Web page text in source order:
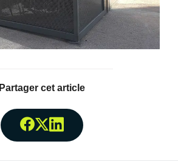
Partager cet article
Partager surFacebook
Partager surTwitter
Partager